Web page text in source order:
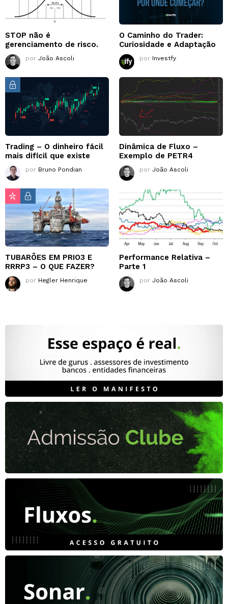
STOP não é
gerenciamento de risco.
por João Ascoli
O Caminho do Trader:
Curiosidade e Adaptação
por Investfy
Trading – O dinheiro fácil
mais difícil que existe
por Bruno Pondian
Dinâmica de Fluxo –
Exemplo de PETR4
por João Ascoli
TUBARÕES EM PRIO3 E
RRRP3 – O QUE FAZER?
por Hegler Henrique
Performance Relativa –
Parte 1
por João Ascoli